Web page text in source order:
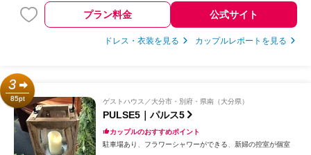
プラン料金 公式サイト
ドレス・衣装を見る カップルレポートを見る
3
85pt ゲストハウス 大分市・別府・県南（大分県）
PULSE5｜パルス5
カップルのおすすめポイント
駐車場あり
フラワーシャワーができる 新婦の控室が個室